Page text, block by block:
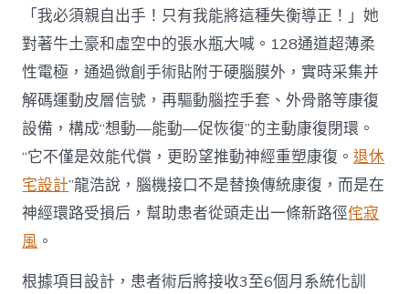
「我必須親自出手！只有我能將這種失衡導正！」她
對著牛土豪和虛空中的張水瓶大喊。128通道超薄柔
性電極，通過微創手術貼附于硬腦膜外，實時采集并
解碼運動皮層信號，再驅動腦控手套、外骨骼等康復
設備，構成“想動—能動—促恢復”的主動康復閉環。
“它不僅是效能代償，更盼望推動神經重塑康復。退休
宅設計”龍浩說，腦機接口不是替換傳統康復，而是在
神經環路受損后，幫助患者從頭走出一條新路徑侘寂
風 。
根據項目設計，患者術后將接收3至6個月系統化訓